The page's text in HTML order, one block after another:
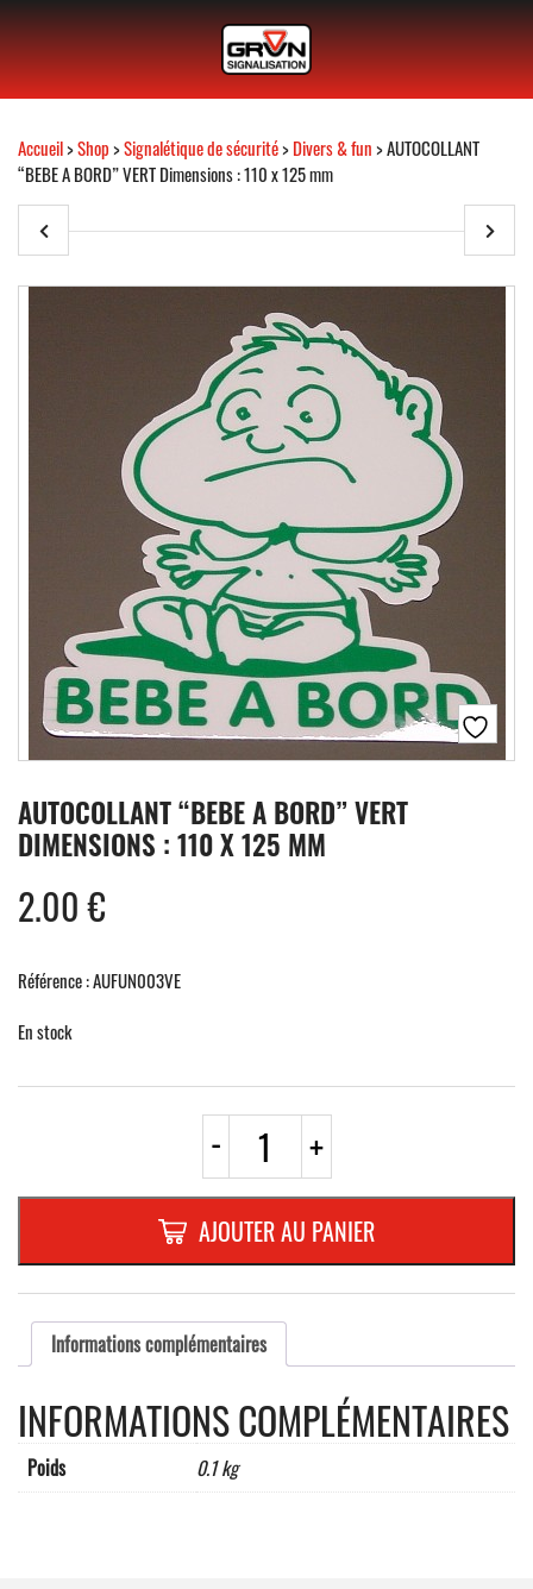
Accueil>Shop>Signalétique de sécurité>Divers & fun> AUTOCOLLANT
“BEBE A BORD” VERT Dimensions : 110 x 125 mm
AUTOCOLLANT “BEBE A BORD” VERT
DIMENSIONS : 110 X 125 MM
2.00€
Référence : AUFUN003VE
En stock
- quantité
AUTOCOLLANT
"BEBE
A
BORD"
VERT
Dimensions
:
110
mm
+
AJOUTER AU PANIER
Informations complémentaires
INFORMATIONS COMPLÉMENTAIRES
Poids 0.1 kg